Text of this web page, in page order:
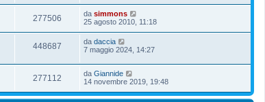
277506 da simmons
25 agosto 2010, 11:18
448687 da daccia
7 maggio 2024, 14:27
277112 da Giannide
14 novembre 2019, 19:48